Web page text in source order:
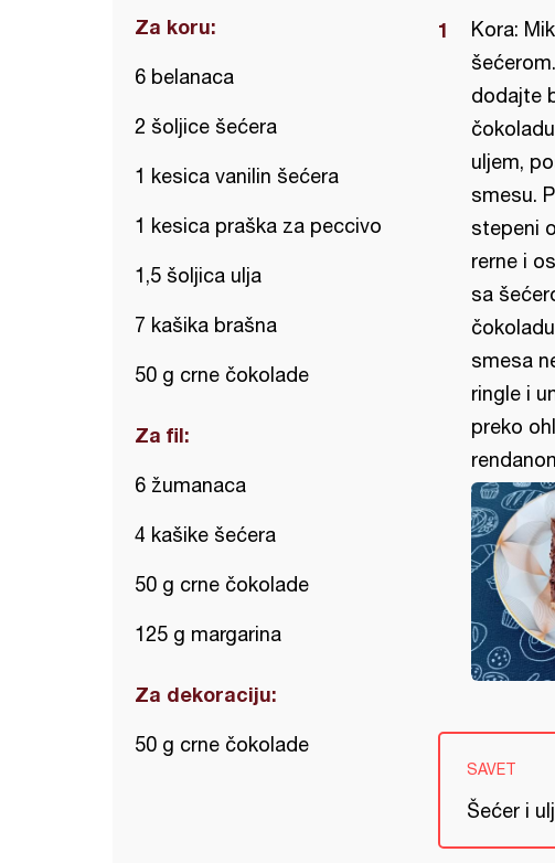
Za koru:
6 belanaca
2 šoljice šećera
1 kesica vanilin šećera
1 kesica praška za peccivo
1,5 šoljica ulja
7 kašika brašna
50 g crne čokolade
Za fil:
6 žumanaca
4 kašike šećera
50 g crne čokolade
125 g margarina
Za dekoraciju:
50 g crne čokolade
Kora:
dodajte
uljem,
smesu.
stepeni
rerne i
sa
smesa
ringle i
preko
SAVET
Šećer i